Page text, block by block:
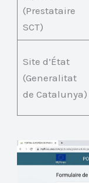
(Prestataire
SCT)
Site d’État
(Generalitat
de Catalunya)